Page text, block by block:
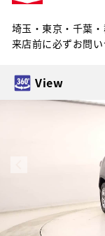
埼玉・東京・千葉
来店前に必ずお問い
View